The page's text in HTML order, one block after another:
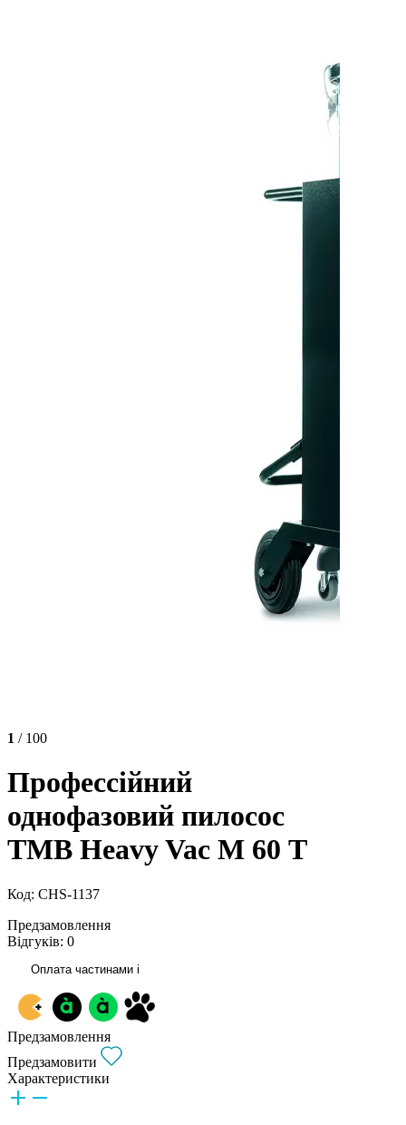
1 / 100
Профессійний
однофазовий пилосос
TMB Heavy Vac М 60 Т
Код: CHS-1137
Предзамовлення
Відгуків: 0
Оплата частинами i
Предзамовлення
Предзамовити
Характеристики